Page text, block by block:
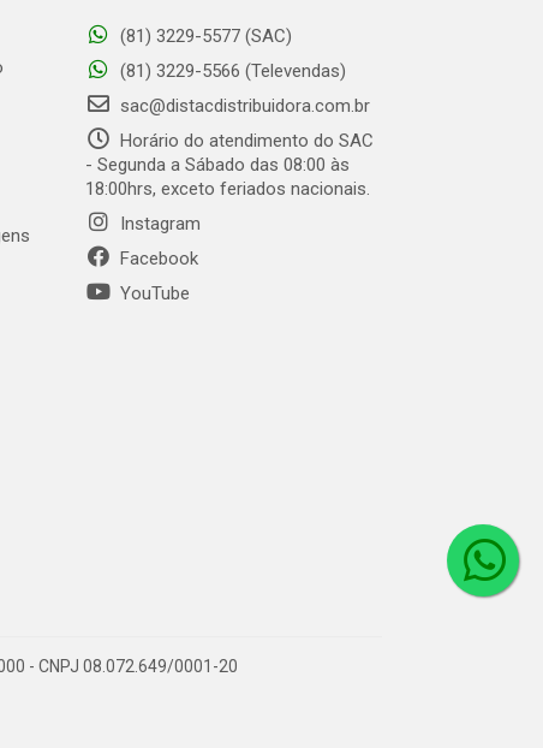
(81) 3229-5577 (SAC)
(81) 3229-5566 (Televendas)
sac@distacdistribuidora.com.br
Horário do atendimento do SAC
- Segunda a Sábado das 08:00 às
18:00hrs, exceto feriados nacionais.
Instagram
Facebook
YouTube
- CNPJ 08.072.649/0001-20